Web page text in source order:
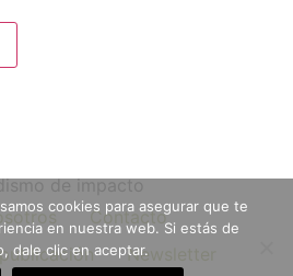
de impacto
Contacto
Newsletter
cookies para asegurar que te
en nuestra web. Si estás de
dale clic en aceptar.